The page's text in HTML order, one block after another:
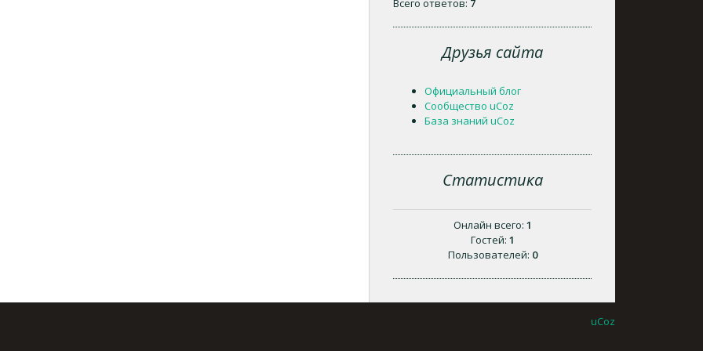
Всего ответов: 7
Друзья сайта
Официальный блог
Сообщество uCoz
База знаний uCoz
Статистика
Онлайн всего: 1
Гостей: 1
Пользователей: 0
uCoz